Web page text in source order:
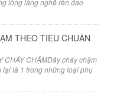
THEO TIÊU CHUẨN
CHÁY CHẬMDây cháy chậm
lại là 1 trong những loại phụ